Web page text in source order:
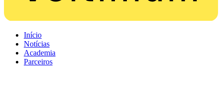
Início
Notícias
Academia
Parceiros